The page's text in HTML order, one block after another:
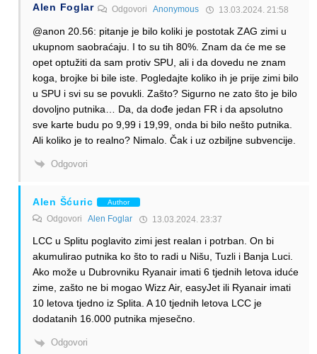
Alen Foglar Odgovori Anonymous 13.03.2024. 21:58
@anon 20.56: pitanje je bilo koliki je postotak ZAG zimi u
ukupnom saobraćaju. I to su tih 80%. Znam da će me se
opet optužiti da sam protiv SPU, ali i da dovedu ne znam
koga, brojke bi bile iste. Pogledajte koliko ih je prije zimi bilo
u SPU i svi su se povukli. Zašto? Sigurno ne zato što je bilo
dovoljno putnika… Da, da dođe jedan FR i da apsolutno
sve karte budu po 9,99 i 19,99, onda bi bilo nešto putnika.
Ali koliko je to realno? Nimalo. Čak i uz ozbiljne subvencije.
Odgovori
Alen Šćuric Author
Odgovori Alen Foglar 13.03.2024. 23:37
LCC u Splitu poglavito zimi jest realan i potrban. On bi
akumulirao putnika ko što to radi u Nišu, Tuzli i Banja Luci.
Ako može u Dubrovniku Ryanair imati 6 tjednih letova iduće
zime, zašto ne bi mogao Wizz Air, easyJet ili Ryanair imati
10 letova tjedno iz Splita. A 10 tjednih letova LCC je
dodatanih 16.000 putnika mjesečno.
Odgovori